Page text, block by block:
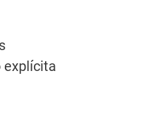
explícita